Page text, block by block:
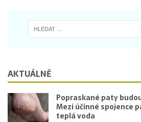
AKTUÁLNĚ
Popraskané paty
Mezi účinné spojence
teplá voda